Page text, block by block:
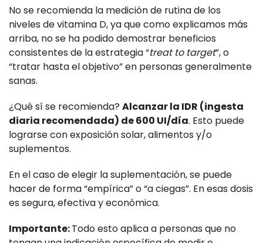
No se recomienda la medición de rutina de los
niveles de vitamina D, ya que como explicamos más
arriba, no se ha podido demostrar beneficios
consistentes de la estrategia “treat to target”, o
“tratar hasta el objetivo” en personas generalmente
sanas.
¿Qué sí se recomienda? Alcanzar la IDR (ingesta
diaria recomendada) de 600 UI/día. Esto puede
lograrse con exposición solar, alimentos y/o
suplementos.
En el caso de elegir la suplementación, se puede
hacer de forma “empírica” o “a ciegas”. En esas dosis
es segura, efectiva y económica.
Importante:Todo esto aplica a personas que no